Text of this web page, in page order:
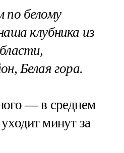
по белому
клубника из
Белая гора.
— в среднем
минут за